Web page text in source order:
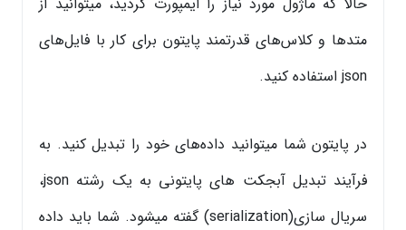
متدها و کلاس‌های قدرتمند پایتون برای کار با فایل‌های
json استفاده کنید.
در پایتون شما میتوانید داده‌های خود را تبدیل کنید. به
فرآیند تبدیل آبجکت‌ های پایتونی به یک رشته json،
سریال سازی(serialization) گفته میشود. شما باید داده